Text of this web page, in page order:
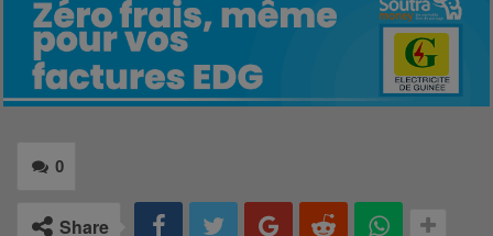
0
Share